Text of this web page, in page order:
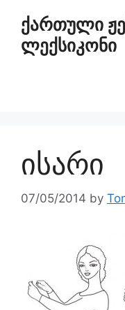
ქართული
ლექსიკონი
ისარი
07/05/2014 by